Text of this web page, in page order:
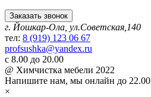
Заказать звонок
г. Йошкар-Ола, ул.Советская,140
тел: 8 (919) 123 06 67
profsushka@yandex.ru
с 8.00 до 20.00
@ Химчистка мебели 2022
Напишите нам, мы онлайн до 22.00
×